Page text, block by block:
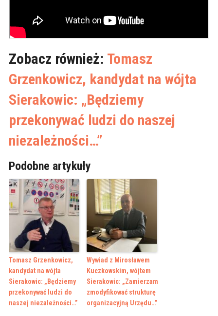
Zobacz również: Tomasz
Grzenkowicz, kandydat na wójta
Sierakowic: „Będziemy
przekonywać ludzi do naszej
niezależności…”
Podobne artykuły
Tomasz Grzenkowicz,
kandydat na wójta
Sierakowic: „Będziemy
przekonywać ludzi do
naszej niezależności…”
Wywiad z Mirosławem
Kuczkowskim, wójtem
Sierakowic: „Zamierzam
zmodyfikować strukturę
organizacyjną Urzędu…”